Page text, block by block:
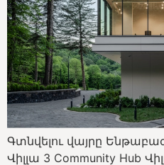
Գտնվելու վայրը
Վիլլա 3 Community Hub